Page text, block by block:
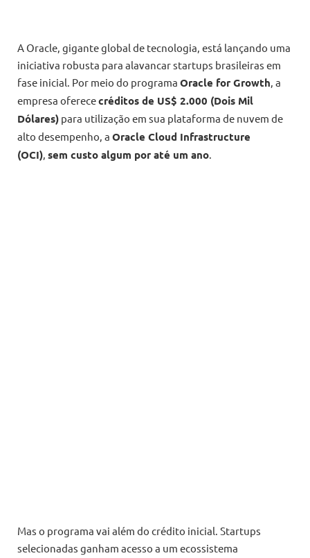
A Oracle, gigante global de tecnologia, está lançando uma
iniciativa robusta para alavancar startups brasileiras em
fase inicial. Por meio do programa Oracle for Growth, a
empresa oferececréditos de US$ 2.000 (Dois Mil
Dólares) para utilização em sua plataforma de nuvem de
alto desempenho, a Oracle Cloud Infrastructure
(OCI), sem custo algum por até um ano.
Mas o programa vai além do crédito inicial. Startups
selecionadas ganham acesso a um ecossistema